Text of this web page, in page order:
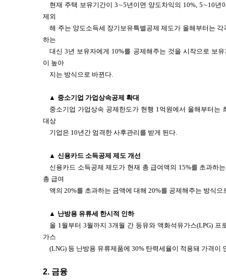
현재 주택 보유기간이 3∼5년이면 양도차익의 10%, 5∼10년
제외
해 주는 양도소득세 장기보유특별공제 제도가 올해부터는 각
하는
대신 3년 보유자에게 10%를 공제해주는 것을 시작으로 보
이 높아
지는 방식으로 바뀐다.
▲ 중소기업 가업상속공제 확대
중소기업 가업상속 공제한도가 현행 1억원에서 올해부터는
대상
기업은 10년간 엄격한 사후관리를 받게 된다.
▲ 신용카드 소득공제 제도 개선
신용카드 소득공제 제도가 현재 총 급여액의 15%를 초과하
총 급여
액의 20%를 초과하는 금액에 대해 20%를 공제해주는 방식
▲ 난방용 유류세 한시적 인하
올 1월부터 3월까지 3개월 간 등유와 액화석유가스(LPG) 프
가스
(LNG) 등 난방용 유류제품에 30% 탄력세율이 적용돼 가격이
2. 금융